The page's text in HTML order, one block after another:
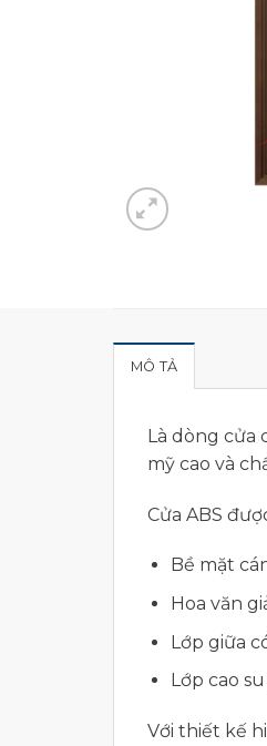
MÔ TẢ
Là dòng cửa
mỹ cao và
Cửa ABS
Bề mặt
Hoa văn
Lớp giữa
Lớp cao
Với thiết kế